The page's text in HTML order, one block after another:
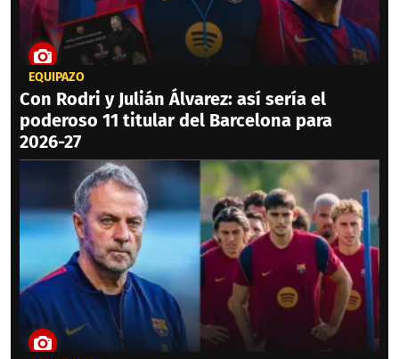
EQUIPAZO
Con Rodri y Julián Álvarez: así sería el
poderoso 11 titular del Barcelona para
2026-27